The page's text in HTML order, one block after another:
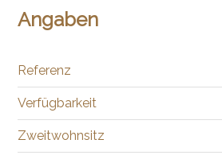
Angaben
Referenz
Verfügbarkeit
Zweitwohnsitz